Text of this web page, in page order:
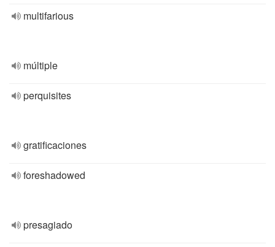
multifarious
múltiple
perquisites
gratificaciones
foreshadowed
presagiado